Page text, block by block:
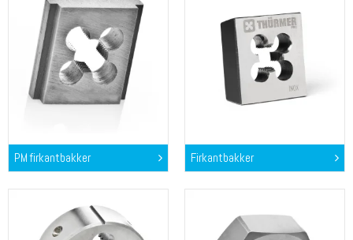
PM firkantbakker Firkantbakker